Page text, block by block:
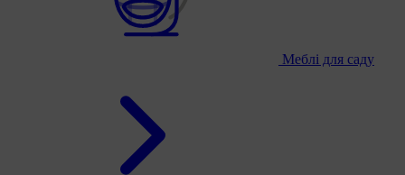
Меблі для саду